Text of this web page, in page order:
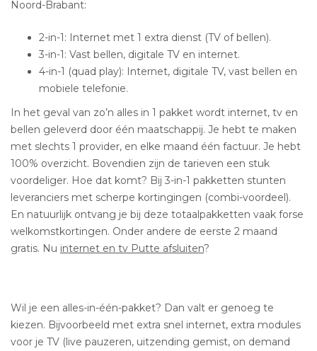
Noord-Brabant:
2-in-1: Internet met 1 extra dienst (TV of bellen).
3-in-1: Vast bellen, digitale TV en internet.
4-in-1 (quad play): Internet, digitale TV, vast bellen en
mobiele telefonie.
In het geval van zo’n alles in 1 pakket wordt internet, tv en
bellen geleverd door één maatschappij. Je hebt te maken
met slechts 1 provider, en elke maand één factuur. Je hebt
100% overzicht. Bovendien zijn de tarieven een stuk
voordeliger. Hoe dat komt? Bij 3-in-1 pakketten stunten
leveranciers met scherpe kortingingen (combi-voordeel).
En natuurlijk ontvang je bij deze totaalpakketten vaak forse
welkomstkortingen. Onder andere de eerste 2 maand
gratis. Nu internet en tv Putte afsluiten?
Wil je een alles-in-één-pakket? Dan valt er genoeg te
kiezen. Bijvoorbeeld met extra snel internet, extra modules
voor je TV (live pauzeren, uitzending gemist, on demand